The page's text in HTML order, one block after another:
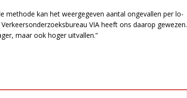
me­tho­de kan het weer­ge­ge­ven aan­tal on­ge­val­len per lo­
VIA heeft ons daar­op ge­we­zen.
maar ook ho­ger uit­val­len.”